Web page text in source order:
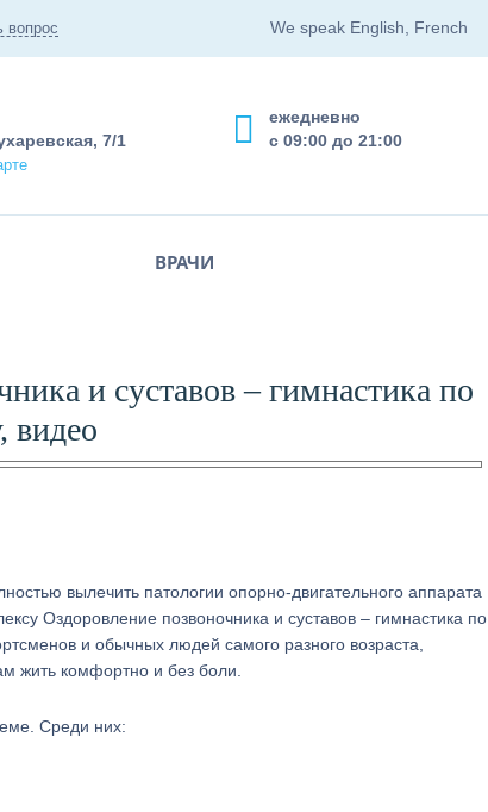
вопрос We speak English, French
ежедневно
с 09:00 до 21:00
7/1
ВРАЧИ
и суставов – гимнастика по
видео
вылечить патологии опорно-двигательного аппарата
Оздоровление позвоночника и суставов – гимнастика по
и обычных людей самого разного возраста,
жить комфортно и без боли.
Среди них: